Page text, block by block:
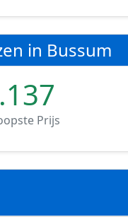
in Bussum
Prijs